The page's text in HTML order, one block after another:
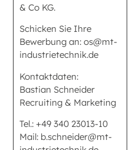
& Co KG.
Schicken Sie Ihre
Bewerbung an: os@mt-
industrietechnik.de
Kontaktdaten:
Bastian Schneider
Recruiting & Marketing
Tel.: +49 340 23013-10
Mail: b.schneider@mt-